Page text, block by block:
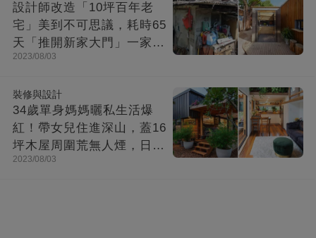
設計師改造「10坪百年老
宅」美到不可思議，耗時65
天「推開新家大門」一家8
口哭了
2023/08/03
裝修與設計
34歲單身媽媽曬私生活爆
紅！帶女兒住進深山，蓋16
坪木屋周圍荒無人煙，日子
快活似神仙
2023/08/03